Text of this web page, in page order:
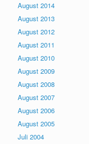
August 2014
August 2013
August 2012
August 2011
August 2010
August 2009
August 2008
August 2007
August 2006
August 2005
Juli 2004